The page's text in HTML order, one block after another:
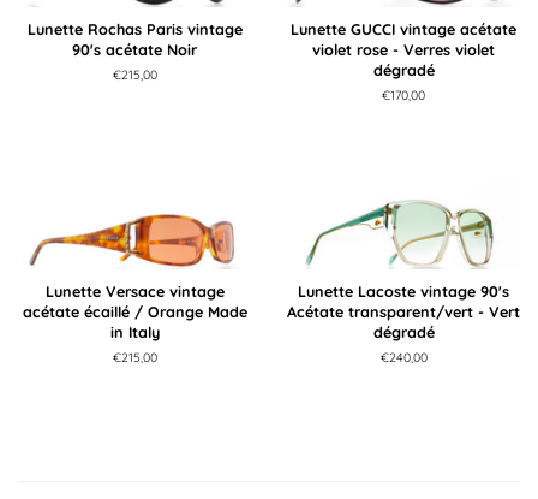
Lunette Rochas Paris vintage
90's acétate Noir
Prix
€215,00
Lunette GUCCI vintage acétate
violet rose - Verres violet
dégradé
Prix
€170,00
Lunette Versace vintage
acétate écaillé / Orange Made
in Italy
Prix
€215,00
Lunette Lacoste vintage 90's
Acétate transparent/vert - Vert
dégradé
Prix
€240,00